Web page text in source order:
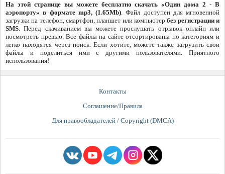
На этой странице вы можете бесплатно скачать «Один дома 2 - В
аэропорту» в формате mp3, (1.65Mb). Файл доступен для мгновенной
загрузки на телефон, смартфон, планшет или компьютербез регистрации и
SMS. Перед скачиванием вы можете прослушать отрывок онлайн или
посмотреть превью. Все файлы на сайте отсортированы по категориям и
легко находятся через поиск. Если хотите, можете также загрузить свои
файлы и поделиться ими с другими пользователями. Приятного
использования!
Контакты
Соглашение/Правила
Для правообладателей / Copyright (DMCA)